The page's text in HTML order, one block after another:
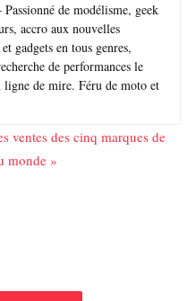
de modélisme, geek
accro aux nouvelles
gadgets en tous genres,
de performances le
ligne de mire. Féru de moto et
ventes des cinq marques de
monde »